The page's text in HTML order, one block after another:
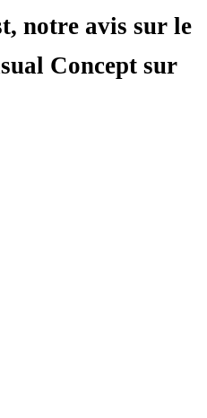
notre avis sur le
Concept sur